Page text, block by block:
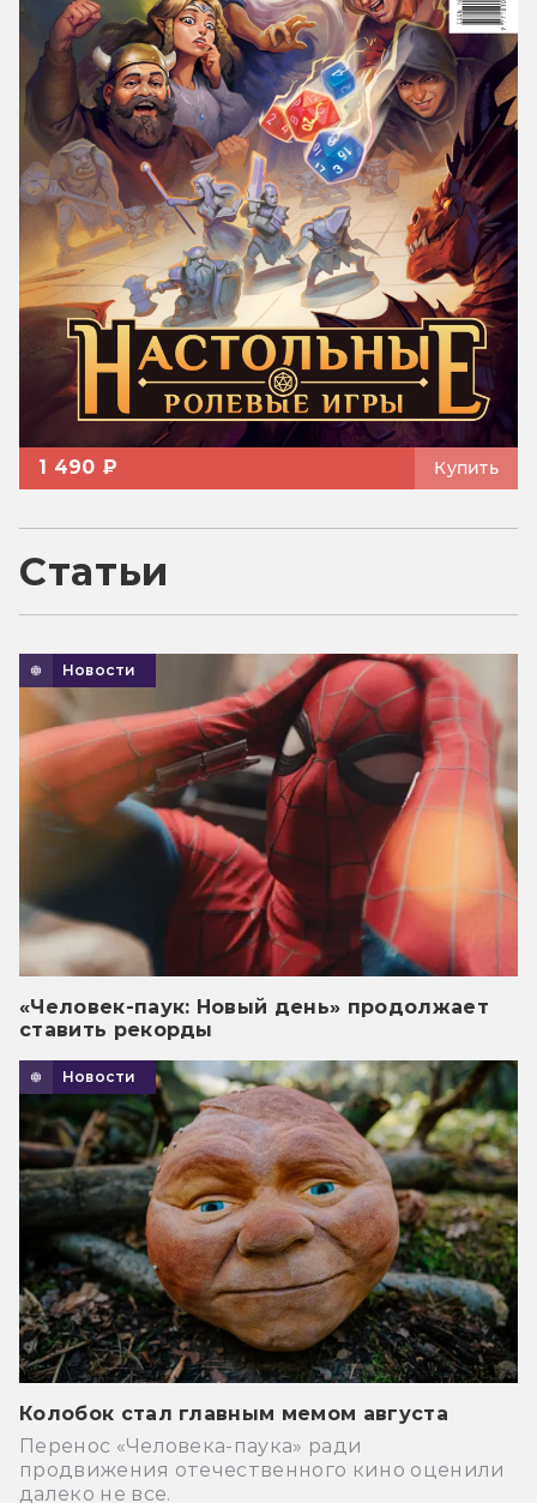
1 490 ₽ Купить
Статьи
Новости
«Человек-паук: Новый день» продолжает
ставить рекорды
Новости
Колобок стал главным мемом августа
Перенос «Человека-паука» ради
продвижения отечественного кино оценили
далеко не все.